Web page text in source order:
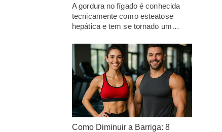
A gordura no fígado é conhecida
tecnicamente como esteatose
hepática e tem se tornado um…
Como Diminuir a Barriga: 8